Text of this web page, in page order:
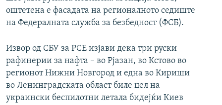
оштетена е фасадата на регионалното седиште
на Федералната служба за безбедност (ФСБ).
Извор од СБУ за РСЕ изјави дека три руски
рафинерии за нафта – во Рјазан, во Кстово во
регионот Нижни Новгород и една во Кириши
во Ленинградската област биле цел на
украински беспилотни летала бидејќи Киев